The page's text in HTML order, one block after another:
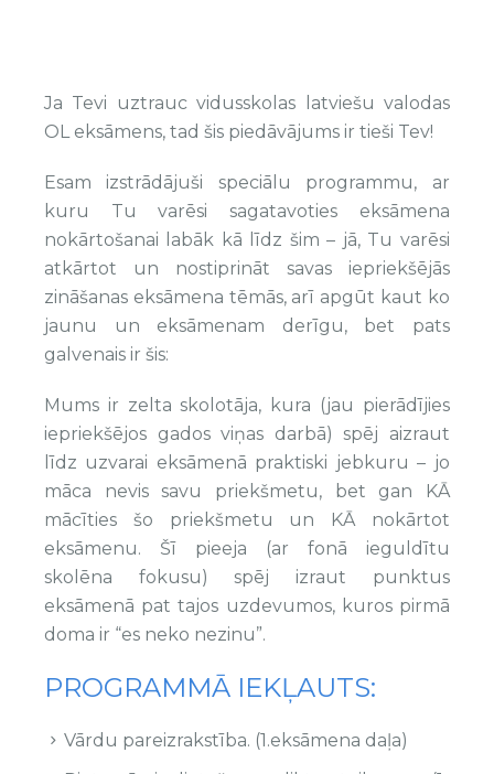
Ja Tevi uztrauc vidusskolas latviešu valodas
OL eksāmens, tad šis piedāvājums ir tieši Tev!
Esam izstrādājuši speciālu programmu, ar
kuru Tu varēsi sagatavoties eksāmena
nokārtošanai labāk kā līdz šim – jā, Tu varēsi
atkārtot un nostiprināt savas iepriekšējās
zināšanas eksāmena tēmās, arī apgūt kaut ko
jaunu un eksāmenam derīgu, bet pats
galvenais ir šis:
Mums ir zelta skolotāja, kura (jau pierādījies
iepriekšējos gados viņas darbā) spēj aizraut
līdz uzvarai eksāmenā praktiski jebkuru – jo
māca nevis savu priekšmetu, bet gan KĀ
mācīties šo priekšmetu un KĀ nokārtot
eksāmenu. Šī pieeja (ar fonā ieguldītu
skolēna fokusu) spēj izraut punktus
eksāmenā pat tajos uzdevumos, kuros pirmā
doma ir “es neko nezinu”.
PROGRAMMĀ IEKĻAUTS:
Vārdu pareizrakstība. (1.eksāmena daļa)